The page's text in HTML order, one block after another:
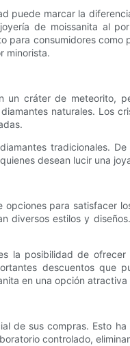
puede marcar la
de moissanita al
consumidores como
minorista.
cráter de meteorito,
naturales. Los
tradicionales.
desean lucir una
para satisfacer
estilos y
la posibilidad de
descuentos que
en una opción
de sus compras. Esto
controlado,